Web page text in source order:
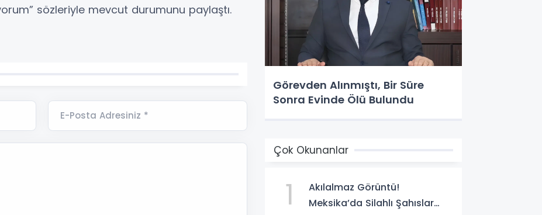
sözleriyle mevcut durumunu paylaştı.
E-Posta Adresiniz *
Görevden Alınmıştı, Bir Süre
Sonra Evinde Ölü Bulundu
Çok Okunanlar
1
Akılalmaz Görüntü!
Meksika’da Silahlı Şahıslar